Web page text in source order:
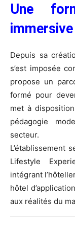
Une
immersive
Depuis sa
s’est imposée
propose un
formé pour
met à
pédagogie
secteur.
L’établissement
Lifestyle
intégrant
hôtel
aux réalités du